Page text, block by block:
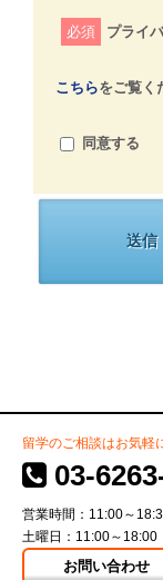
必須 プライ
こちらをご覧く
同意する
留学のご相談はお気軽
03-
営業時間：11:00～
土曜日：11:00～18:00
お問い合わせ